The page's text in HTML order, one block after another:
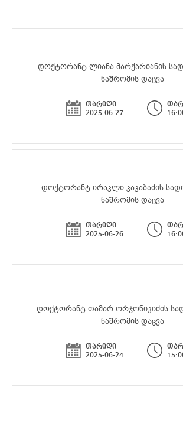
დოქტორანტ ლიანა მარქარიანის
ნაშრომის დაცვა
თარიღი
2025-06-27
დოქტორანტ ირაკლი კაკაბაძის
ნაშრომის დაცვა
თარიღი
2025-06-26
დოქტორანტ თამარ ორჯონიკიძის
ნაშრომის დაცვა
თარიღი
2025-06-24